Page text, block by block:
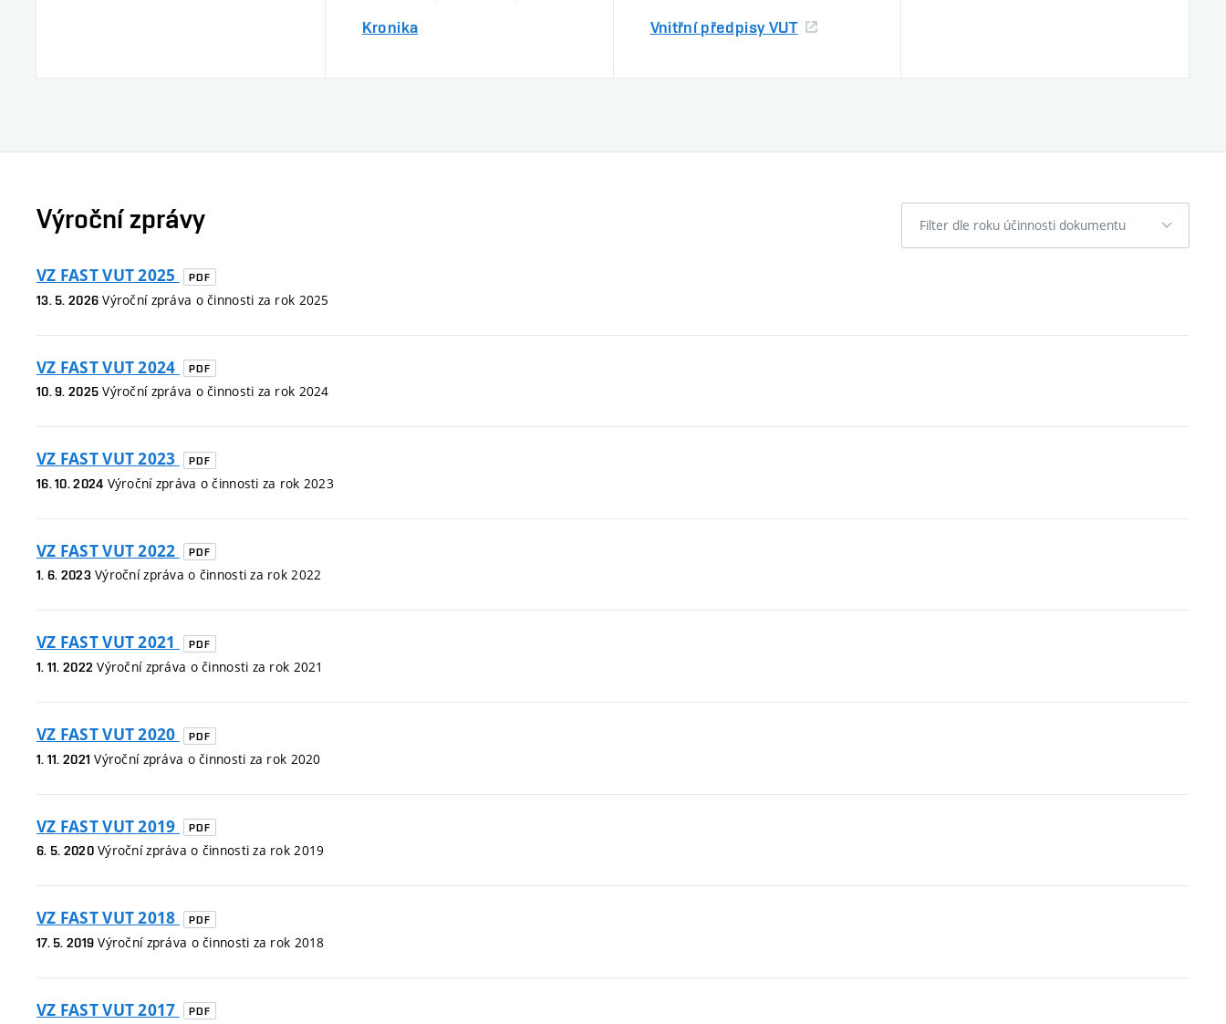
Kronika
Vnitřní předpisy VUT
Výroční zprávy Filter dle roku účinnosti dokumentu
VZ FAST VUT 2025 PDF
13. 5. 2026 Výroční zpráva o činnosti za rok 2025
VZ FAST VUT 2024 PDF
10. 9. 2025 Výroční zpráva o činnosti za rok 2024
VZ FAST VUT 2023 PDF
16. 10. 2024 Výroční zpráva o činnosti za rok 2023
VZ FAST VUT 2022 PDF
1. 6. 2023Výroční zpráva o činnosti za rok 2022
VZ FAST VUT 2021 PDF
1. 11. 2022 Výroční zpráva o činnosti za rok 2021
VZ FAST VUT 2020 PDF
1. 11. 2021 Výroční zpráva o činnosti za rok 2020
VZ FAST VUT 2019 PDF
6. 5. 2020Výroční zpráva o činnosti za rok 2019
VZ FAST VUT 2018 PDF
17. 5. 2019 Výroční zpráva o činnosti za rok 2018
VZ FAST VUT 2017 PDF